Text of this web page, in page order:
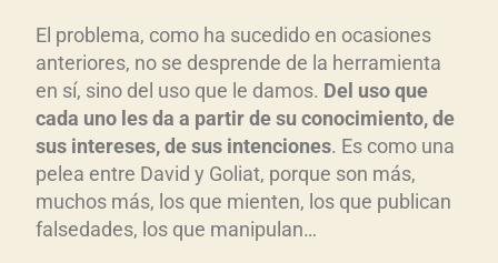
El problema, como ha sucedido en ocasiones
anteriores, no se desprende de la herramienta
en sí, sino del uso que le damos. Del uso que
cada uno les da a partir de su conocimiento, de
sus intereses, de sus intenciones. Es como una
pelea entre David y Goliat, porque son más,
muchos más, los que mienten, los que publican
falsedades, los que manipulan…